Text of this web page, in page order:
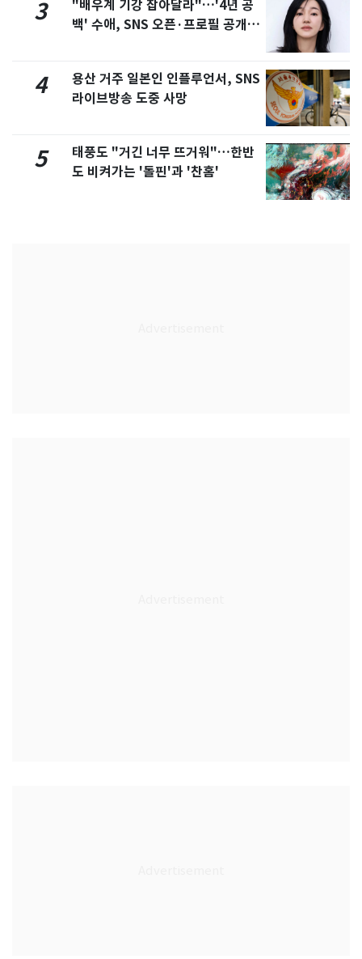
3
"배우계 기강 잡아달라"…'4년 공
백' 수애, SNS 오픈·프로필 공개
4
용산 거주 일본인 인플루언서, SNS
라이브방송 도중 사망
5
태풍도 "거긴 너무 뜨거워"…한반
도 비켜가는 '돌핀'과 '찬홈'